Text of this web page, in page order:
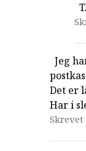
Jeg
Det er
Har i
Skrevet